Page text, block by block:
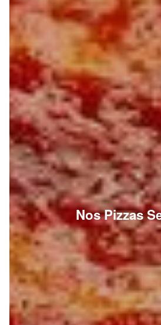
Nos Pizzas